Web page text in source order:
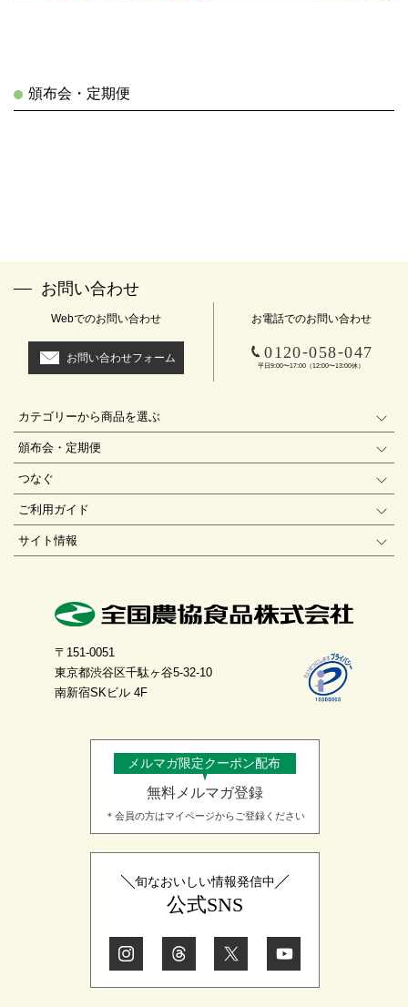
頒布会・定期便
お問い合わせ
Webでのお問い合わせ
お問い合わせフォーム
お電話でのお問い合わせ
0120-058-047
平日9:00〜17:00（12:00〜13:00休）
カテゴリーから商品を選ぶ
頒布会・定期便
つなぐ
ご利用ガイド
サイト情報
〒151-0051
東京都渋谷区千駄ヶ谷5-32-10
南新宿SKビル 4F
メルマガ限定クーポン配布
無料メルマガ登録
＊会員の方はマイページからご登録ください
旬なおいしい情報発信中
公式SNS